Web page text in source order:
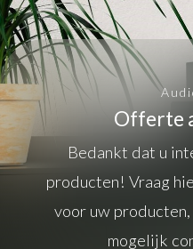
Offerte
Bedankt dat u
producten! Vraag
voor uw producten,
mogelijk